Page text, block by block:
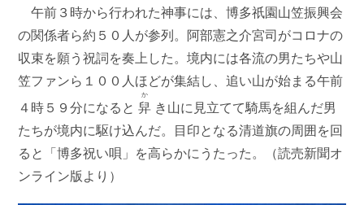
午前３時から行われた神事には、博多祇園山笠振興会
の関係者ら約５０人が参列。阿部憲之介宮司がコロナの
収束を願う祝詞を奏上した。境内には各流の男たちや山
笠ファンら１００人ほどが集結し、追い山が始まる午前
４時５９分になると舁
か
き山に見立てて騎馬を組んだ男
たちが境内に駆け込んだ。目印となる清道旗の周囲を回
ると「博多祝い唄」を高らかにうたった。（読売新聞オ
ンライン版より）